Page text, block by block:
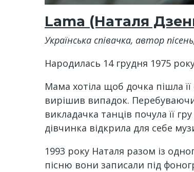
Lama (Наталя
Українська співачка, автор
Народилась 14 грудня 1975
Мама хотіла щоб дочка пішла
вирішив випадок.
викладачка танців почула її
дівчинка відкрила для себе
1993 року Наталя разом із
пісню вони записали під